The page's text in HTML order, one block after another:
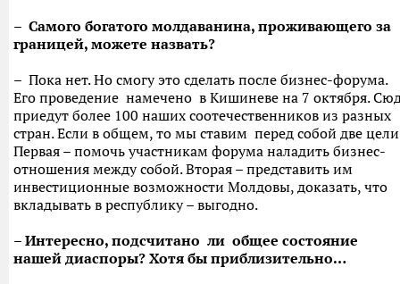
– Самого богатого молдаванина, проживающего за
границей, можете назвать?
– Пока нет. Но смогу это сделать после бизнес-форума.
Его проведение намечено в Кишиневе на 7 октября.
приедут более 100 наших соотечественников из разных
стран. Если в общем, то мы ставим перед собой две
Первая – помочь участникам форума наладить бизнес-
отношения между собой. Вторая – представить им
инвестиционные возможности Молдовы, доказать, что
вкладывать в республику – выгодно.
– Интересно, подсчитано ли общее состояние
нашей диаспоры? Хотя бы приблизительно…